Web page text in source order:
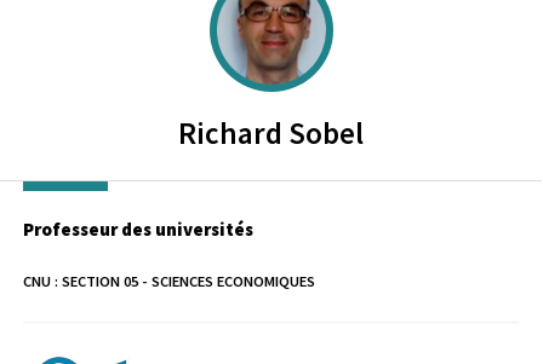
Richard Sobel
Professeur des universités
CNU : SECTION 05 - SCIENCES ECONOMIQUES